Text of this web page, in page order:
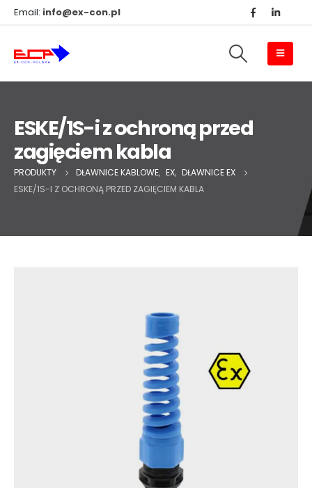
Email: info@ex-con.pl
ESKE/1S-i z ochroną przed
zagięciem kabla
PRODUKTY DŁAWNICE KABLOWE, EX, DŁAWNICE EX
ESKE/1S-I Z OCHRONĄ PRZED ZAGIĘCIEM KABLA